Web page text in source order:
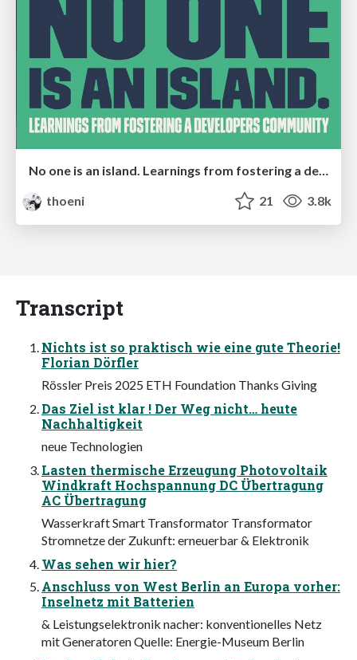
No one is an island. Learnings from fostering a developers community.
thoeni
21 3.8k
Transcript
Nichts ist so praktisch wie eine gute Theorie!
Florian Dörfler
Rössler Preis 2025 ETH Foundation Thanks Giving
Das Ziel ist klar ! Der Weg nicht… heute
Nachhaltigkeit
neue Technologien
Lasten thermische Erzeugung Photovoltaik
Windkraft Hochspannung DC Übertragung
AC Übertragung
Wasserkraft Smart Transformator Transformator
Stromnetze der Zukunft: erneuerbar & Elektronik
Was sehen wir hier?
Anschluss von West Berlin an Europa vorher:
Inselnetz mit Batterien
& Leistungselektronik nacher: konventionelles Netz
mit Generatoren Quelle: Energie-Museum Berlin